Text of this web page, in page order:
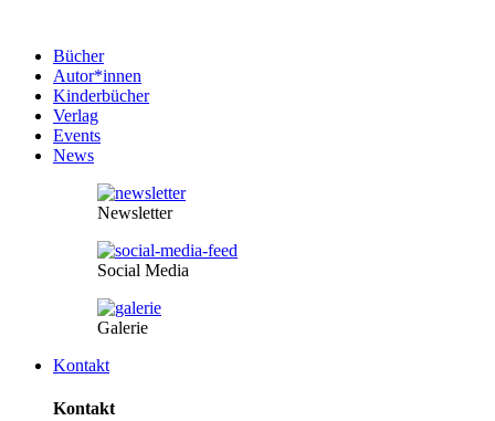
Bücher
Autor*innen
Kinderbücher
Verlag
Events
News
Newsletter
Social Media
Galerie
Kontakt
Kontakt